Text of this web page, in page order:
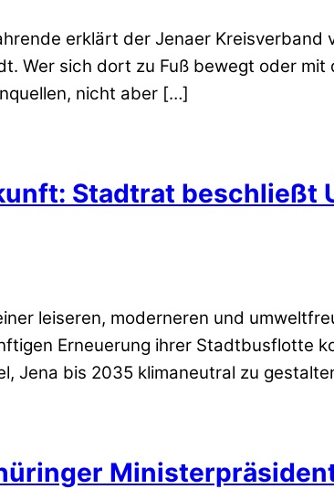
erklärt der Jenaer Kreisverband
Wer sich dort zu Fuß bewegt oder
nicht aber […]
Stadtrat
leiseren, moderneren und
Erneuerung ihrer Stadtbusflotte
Jena bis 2035 klimaneutral zu